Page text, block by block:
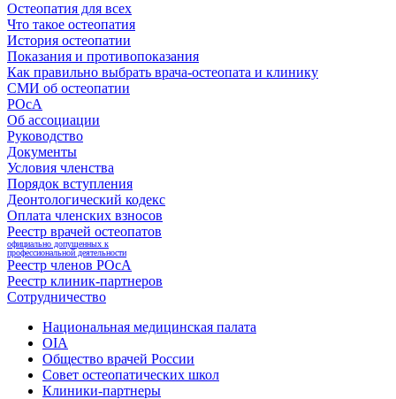
Остеопатия для всех
Что такое остеопатия
История остеопатии
Показания и противопоказания
Как правильно выбрать врача-остеопата и клинику
СМИ об остеопатии
РОсА
Об ассоциации
Руководство
Документы
Условия членства
Порядок вступления
Деонтологический кодекс
Оплата членских взносов
Реестр врачей остеопатов
официально допущенных к
профессиональной деятельности
Реестр членов РОсА
Реестр клиник-партнеров
Сотрудничество
Национальная медицинская палата
OIA
Общество врачей России
Совет остеопатических школ
Клиники-партнеры